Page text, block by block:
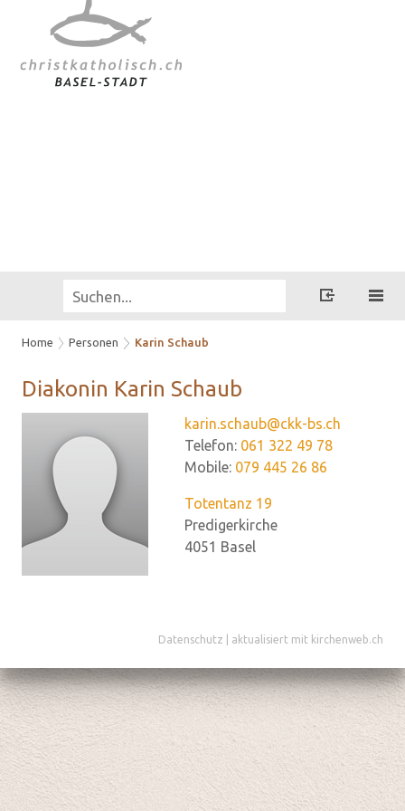
Home Personen Karin Schaub
Dia­ko­nin Karin Schaub
karin.schaub@ckk-bs.ch
Telefon: 061 322 49 78
Mobile: 079 445 26 86
Totentanz 19
Predigerkirche
4051 Basel
Datenschutz aktualisiert mit kirchenweb.ch